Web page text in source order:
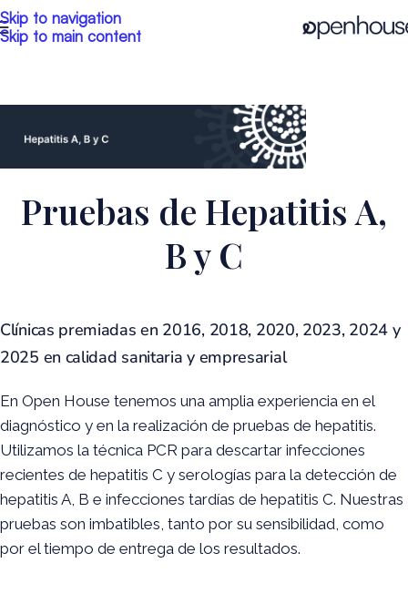
Skip to navigation
Skip to main content
Pruebas de Hepatitis A,
B y C
Clínicas premiadas en 2016, 2018, 2020, 2023, 2024 y
2025 en calidad sanitaria y empresarial
En Open House tenemos una amplia experiencia en el
diagnóstico y en la realización de pruebas de hepatitis.
Utilizamos la técnica PCR para descartar infecciones
recientes de hepatitis C y serologías para la detección de
hepatitis A, B e infecciones tardías de hepatitis C. Nuestras
pruebas son imbatibles, tanto por su sensibilidad, como
por el tiempo de entrega de los resultados.